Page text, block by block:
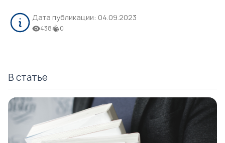
Дата публикации: 04.09.2023
438 0
В статье